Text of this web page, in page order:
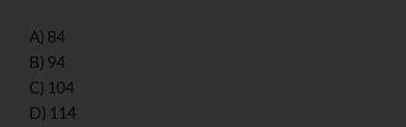
A) 84
B) 94
C) 104
D) 114